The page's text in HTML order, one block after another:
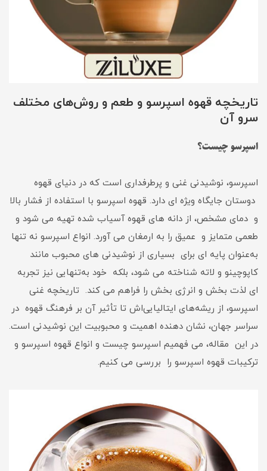
تاریخچه قهوه اسپرسو و طعم و روش‌های مختلف
سرو آن
اسپرسو چیست؟
اسپرسو، نوشیدنی غنی و پرطرفداری است که در دنیای قهوه
‌دوستان جایگاه ویژه‌ ای دارد. قهوه اسپرسو با استفاده از فشار بالا
و دمای مشخص، از دانه ‌های قهوه آسیاب ‌شده تهیه می ‌شود و
طعمی متمایز و عمیق را به ارمغان می ‌آورد. انواع اسپرسو نه ‌تنها
به‌عنوان پایه ‌ای برای بسیاری از نوشیدنی‌ های محبوب مانند
کاپوچینو و لاته شناخته می ‌شود، بلکه خود به‌تنهایی نیز تجربه
‌ای لذت ‌بخش و انرژی‌ بخش را فراهم می ‌کند. تاریخچه غنی
اسپرسو، از ریشه‌های ایتالیایی‌اش تا تأثیر آن بر فرهنگ قهوه در
سراسر جهان، نشان‌ دهنده اهمیت و محبوبیت این نوشیدنی است.
در این مقاله، می فهمیم اسپرسو چیست و انواع قهوه اسپرسو و
ترکیبات قهوه اسپرسو را بررسی می کنیم.